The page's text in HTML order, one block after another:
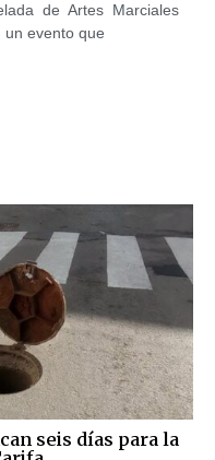
de Artes Marciales
un evento que
seis días para la